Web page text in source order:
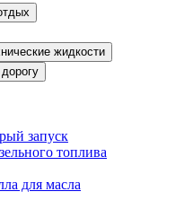
жидкости
запуск
топлива
для масла